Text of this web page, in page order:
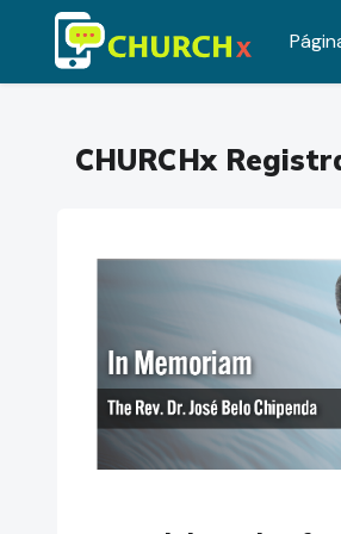
Ir para o conteúdo principal
CHURCHx